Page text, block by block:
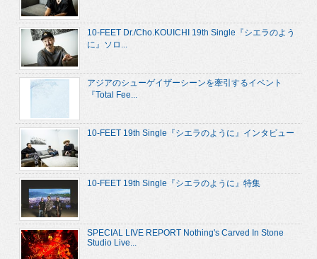
10-FEET Dr./Cho.KOUICHI 19th Single『シエラのよう
に』ソロ...
アジアのシューゲイザーシーンを牽引するイベント
『Total Fee...
10-FEET 19th Single『シエラのように』インタビュー
10-FEET 19th Single『シエラのように』特集
SPECIAL LIVE REPORT Nothing's Carved In Stone
Studio Live...